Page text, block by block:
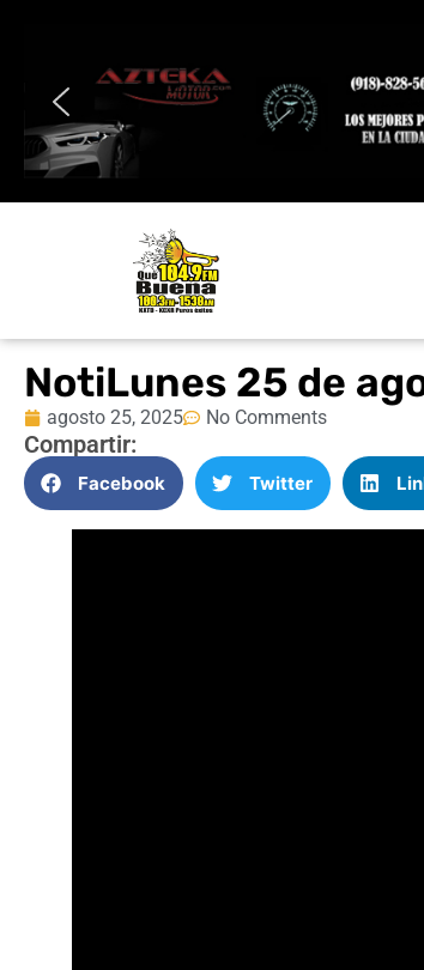
NotiLunes 25 de
agosto 25, 2025 No Comments
Compartir:
Facebook Twitter